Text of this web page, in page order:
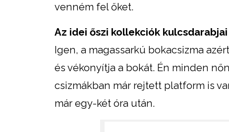
venném fel őket.
Az idei őszi kollekciók
Igen, a magassarkú bokacsizma
és vékonyítja a bokát. Én minden
csizmákban már rejtett platform is
már egy-két óra után.